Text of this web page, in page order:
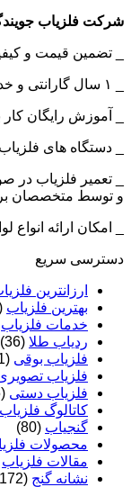
شرکت فلزیاب
_ تضمین قیمت و
_ آموزش رایگان کار
_ دستگاه های
_ تعمیر فلزیاب در
و توسط متخصصان
_ امکان ارائه انواع
دسترسی سریع
ارزانترین
بهترین فلزیاب
خدمات فلزیاب
ردیاب طلا (36)
فلزیاب بوقی (151)
فلزیاب
فلزیاب دستی (26)
کاتالوگ فلزیاب
گنجیاب (80)
محصولات
مقالات فلزیاب
نشانه گنج (172)